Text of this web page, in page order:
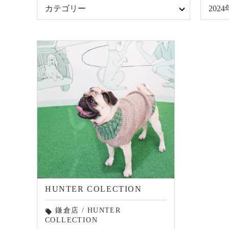
カテゴリー 2024
HUNTER COLECTION
local_offer 鎌倉店 / HUNTER
COLLECTION